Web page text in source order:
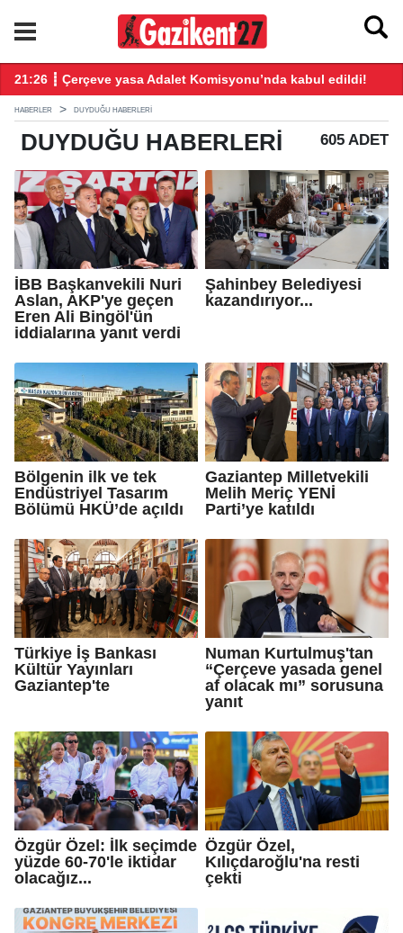
21:26 ┋ Çerçeve yasa Adalet Komisyonu’nda kabul edildi!
HABERLER DUYDUĞU HABERLERI
DUYDUĞU HABERLERI 605 ADET
İBB Başkanvekili Nuri
Aslan, AKP'ye geçen
Eren Ali Bingöl'ün
iddialarına yanıt verdi
Şahinbey Belediyesi
kazandırıyor...
Bölgenin ilk ve tek
Endüstriyel Tasarım
Bölümü HKÜ’de açıldı
Gaziantep Milletvekili
Melih Meriç YENİ
Parti’ye katıldı
Türkiye İş Bankası
Kültür Yayınları
Gaziantep'te
Numan Kurtulmuş'tan
“Çerçeve yasada genel
af olacak mı” sorusuna
yanıt
Özgür Özel: İlk seçimde
yüzde 60-70'le iktidar
olacağız...
Özgür Özel,
Kılıçdaroğlu'na resti
çekti